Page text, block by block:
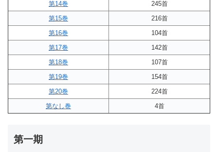
第14巻
245首
第15巻
216首
第16巻
104首
第17巻
142首
第18巻
107首
第19巻
154首
第20巻
224首
第なし巻
4首
第一期